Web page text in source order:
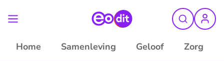
Home Samenleving Geloof Zorg